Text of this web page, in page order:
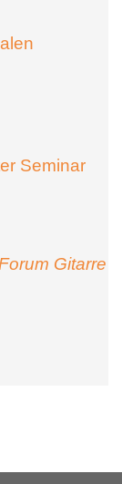
Seminar
Gitarre